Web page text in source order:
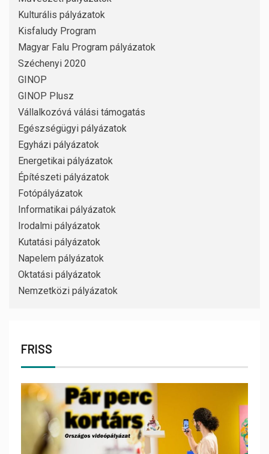
Kulturális pályázatok
Kisfaludy Program
Magyar Falu Program pályázatok
Széchenyi 2020
GINOP
GINOP Plusz
Vállalkozóvá válási támogatás
Egészségügyi pályázatok
Egyházi pályázatok
Energetikai pályázatok
Építészeti pályázatok
Fotópályázatok
Informatikai pályázatok
Irodalmi pályázatok
Kutatási pályázatok
Napelem pályázatok
Oktatási pályázatok
Nemzetközi pályázatok
FRISS